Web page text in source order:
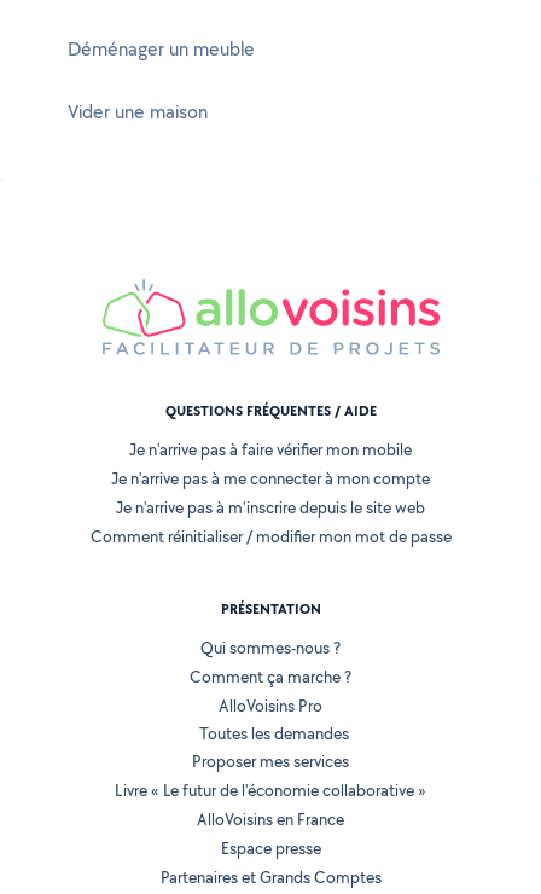
Déménager un meuble
Vider une maison
QUESTIONS FRÉQUENTES / AIDE
Je n'arrive pas à faire vérifier mon mobile
Je n'arrive pas à me connecter à mon compte
Je n'arrive pas à m'inscrire depuis le site web
Comment réinitialiser / modifier mon mot de passe
PRÉSENTATION
Qui sommes-nous ?
Comment ça marche ?
AlloVoisins Pro
Toutes les demandes
Proposer mes services
Livre « Le futur de l'économie collaborative »
AlloVoisins en France
Espace presse
Partenaires et Grands Comptes